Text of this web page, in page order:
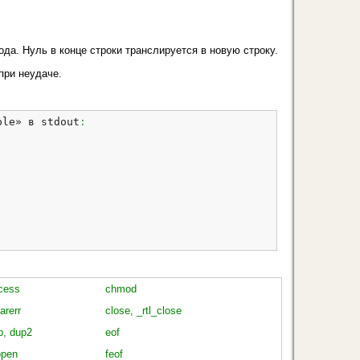
Нуль в кон­це строки транслируется в новую строку.
неудаче.
в stdout :
chmod
close, _rtl_close
dup2
eof
feof